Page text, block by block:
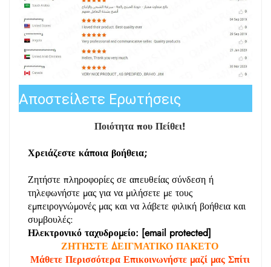
Αποστείλετε Ερωτήσεις
Ποιότητα που Πείθει!
Χρειάζεστε κάποια βοήθεια;
Ζητήστε πληροφορίες σε απευθείας σύνδεση ή
τηλεφωνήστε μας για να μιλήσετε με τους
εμπειρογνώμονές μας και να λάβετε φιλική βοήθεια και
συμβουλές:
Ηλεκτρονικό ταχυδρομείο: [email protected]
ΖΗΤΗΣΤΕ ΔΕΙΓΜΑΤΙΚΟ ΠΑΚΕΤΟ
Μάθετε Περισσότερα Επικοινωνήστε μαζί μας Σπίτι